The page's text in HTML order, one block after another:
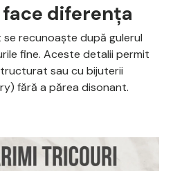
diferența
se recunoaște după gulerul
fine. Aceste detalii permit
sau cu bijuterii
fără a părea disonant.